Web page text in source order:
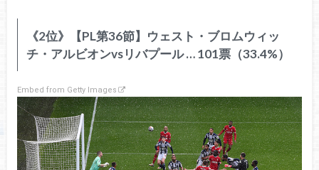
《2位》【PL第36節】ウェスト・ブロムウィッ
チ・アルビオンvsリバプール … 101票（33.4%）
Embed from Getty Images